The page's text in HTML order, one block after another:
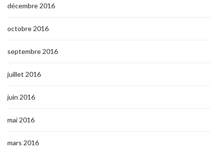
décembre 2016
octobre 2016
septembre 2016
juillet 2016
juin 2016
mai 2016
mars 2016